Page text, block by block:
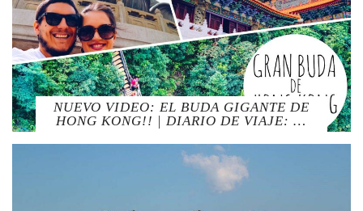
NUEVO VIDEO: EL BUDA GIGANTE DE
HONG KONG!! | DIARIO DE VIAJE: …